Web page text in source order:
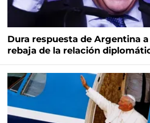
Dura respuesta de Argentina a
rebaja de la relación